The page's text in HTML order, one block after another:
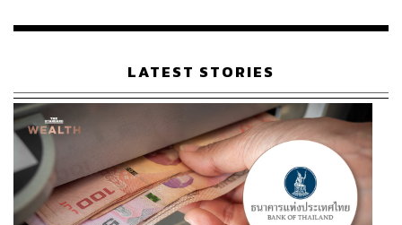
สมาชิก Avengers มาตั้งแต่เฟสแรก แต่ก็เพิ่งกำลังจะมี
(Photo: Marvel Official)
แม้ในภาพยนตร์แนวซูเปอร์ฮีโร่ระยะแรกๆ จะมีตัวละครนำ
ฝ่ายหญิง แต่ส่วนใหญ่ก็ยังคงขาดความลึกซึ้ง ไม่ว่าจะเป็น
แมรี เจน, โลอิส เลน, เปเปอร์ พอร์ต หรือ เจน ฟอสเตอร์ ตัว
ละครหญิงแทบทั้งหมดนี้ (บางตัวต่อมาก็ได้เป็นซูเปอร์ฮีโร่)
มักจะแสดงให้เห็นเพียงแค่แง่มุมของความรัก เป็นตัวละคร
เรือนไทยที่ถูกซุกไว้
LATEST STORIES